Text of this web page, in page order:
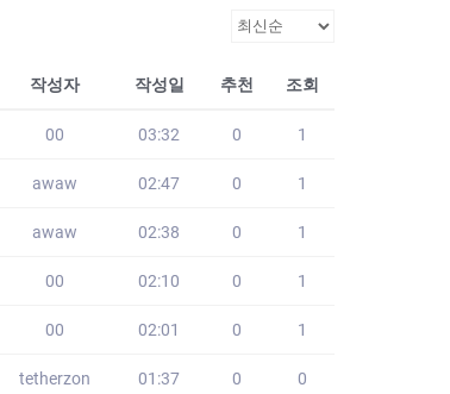
작성자 작성일 추천 조회
00 03:32 0 1
awaw 02:47 0 1
awaw 02:38 0 1
00 02:10 0 1
00 02:01 0 1
tetherzon 01:37 0 0